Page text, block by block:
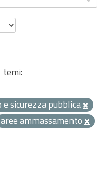
temi:
sicurezza pubblica
aree ammassamento